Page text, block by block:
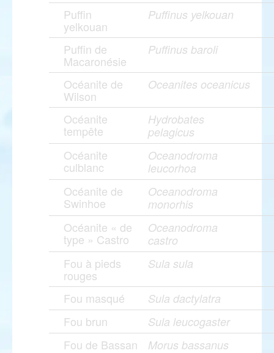
Puffin
yelkouan
Puffinus yelkouan
Puffin de
Macaronésie
Puffinus baroli
Océanite de
Wilson
Oceanites oceanicus
Océanite
tempête
Hydrobates
pelagicus
Océanite
culblanc
Oceanodroma
leucorhoa
Océanite de
Swinhoe
Oceanodroma
monorhis
Océanite « de
type » Castro
Oceanodroma
castro
Fou à pieds
rouges
Sula sula
Fou masqué Sula dactylatra
Fou brun Sula leucogaster
Fou de Bassan Morus bassanus